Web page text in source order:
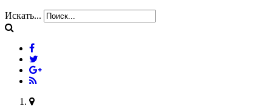
Искать...